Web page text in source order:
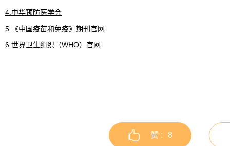
4.中华预防医学会
5.《中国疫苗和免疫》期刊官网
6.世界卫生组织（WHO）官网
赞 : 8